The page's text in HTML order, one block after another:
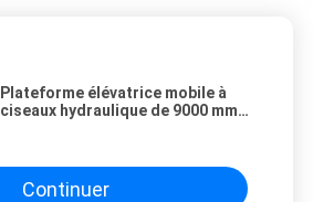
Plateforme élévatrice mobile à
ciseaux hydraulique de 9000 mm
Continuer